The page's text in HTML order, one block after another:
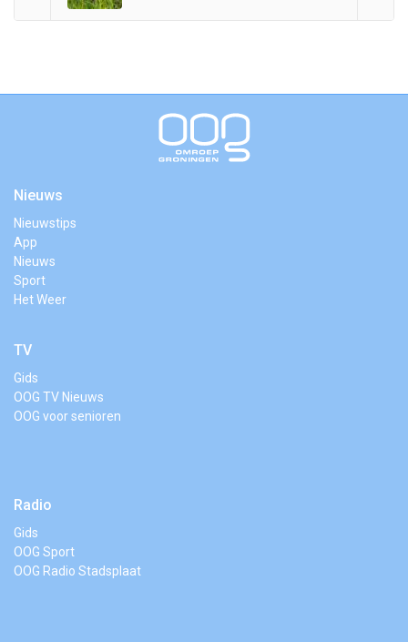
Nieuws
Nieuwstips
App
Nieuws
Sport
Het Weer
TV
Gids
OOG TV Nieuws
OOG voor senioren
Radio
Gids
OOG Sport
OOG Radio Stadsplaat